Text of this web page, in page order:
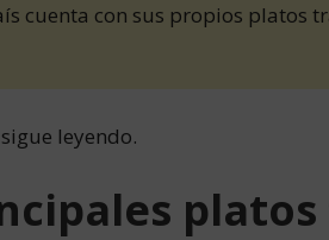
cuenta con sus propios platos
leyendo.